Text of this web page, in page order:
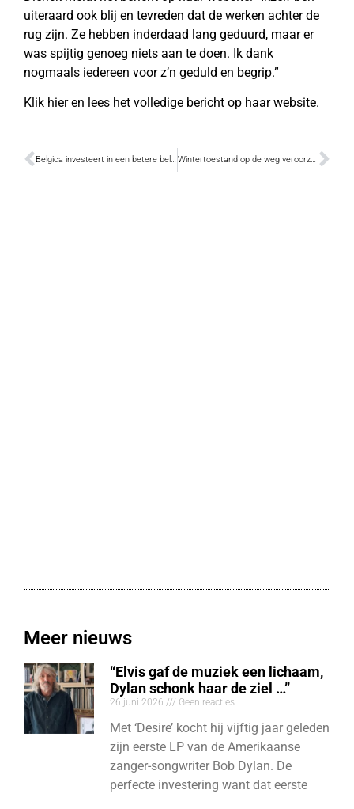
uiteraard ook blij en tevreden dat de werken achter de
rug zijn. Ze hebben inderdaad lang geduurd, maar er
was spijtig genoeg niets aan te doen. Ik dank
nogmaals iedereen voor z’n geduld en begrip.”
Klik hier en lees het volledige bericht op haar website.
Belgica investeert in een betere beleving voor gehoorgestoorden Wintertoestand op de weg veroorzaakt kettingbotsing
Meer nieuws
“Elvis gaf de muziek een lichaam,
Dylan schonk haar de ziel …”
26 juni 2026 Geen reacties
Met ‘Desire’ kocht hij vijftig jaar geleden
zijn eerste LP van de Amerikaanse
zanger-songwriter Bob Dylan. De
perfecte investering want dat eerste